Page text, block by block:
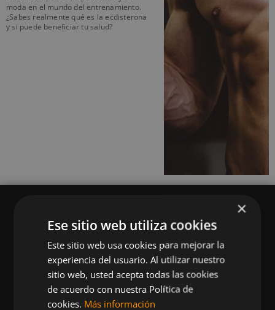
moda en el mundo del entrenamiento.
¿Sabes realmente qué es la ecdisterona
y si puede beneficiar tu salud?
Queremos mantenerte al día en temas de
deportes, fitness, nutrición, salud, recetas
saludables y tecnología aplicada al deporte y la
vida sana.
×
Ese sitio web utiliza cookies
Este sitio web usa cookies para mejorar la
experiencia del usuario. Al utilizar nuestro
sitio web, usted acepta todas las cookies
de acuerdo con nuestra Política de
cookies. Más información